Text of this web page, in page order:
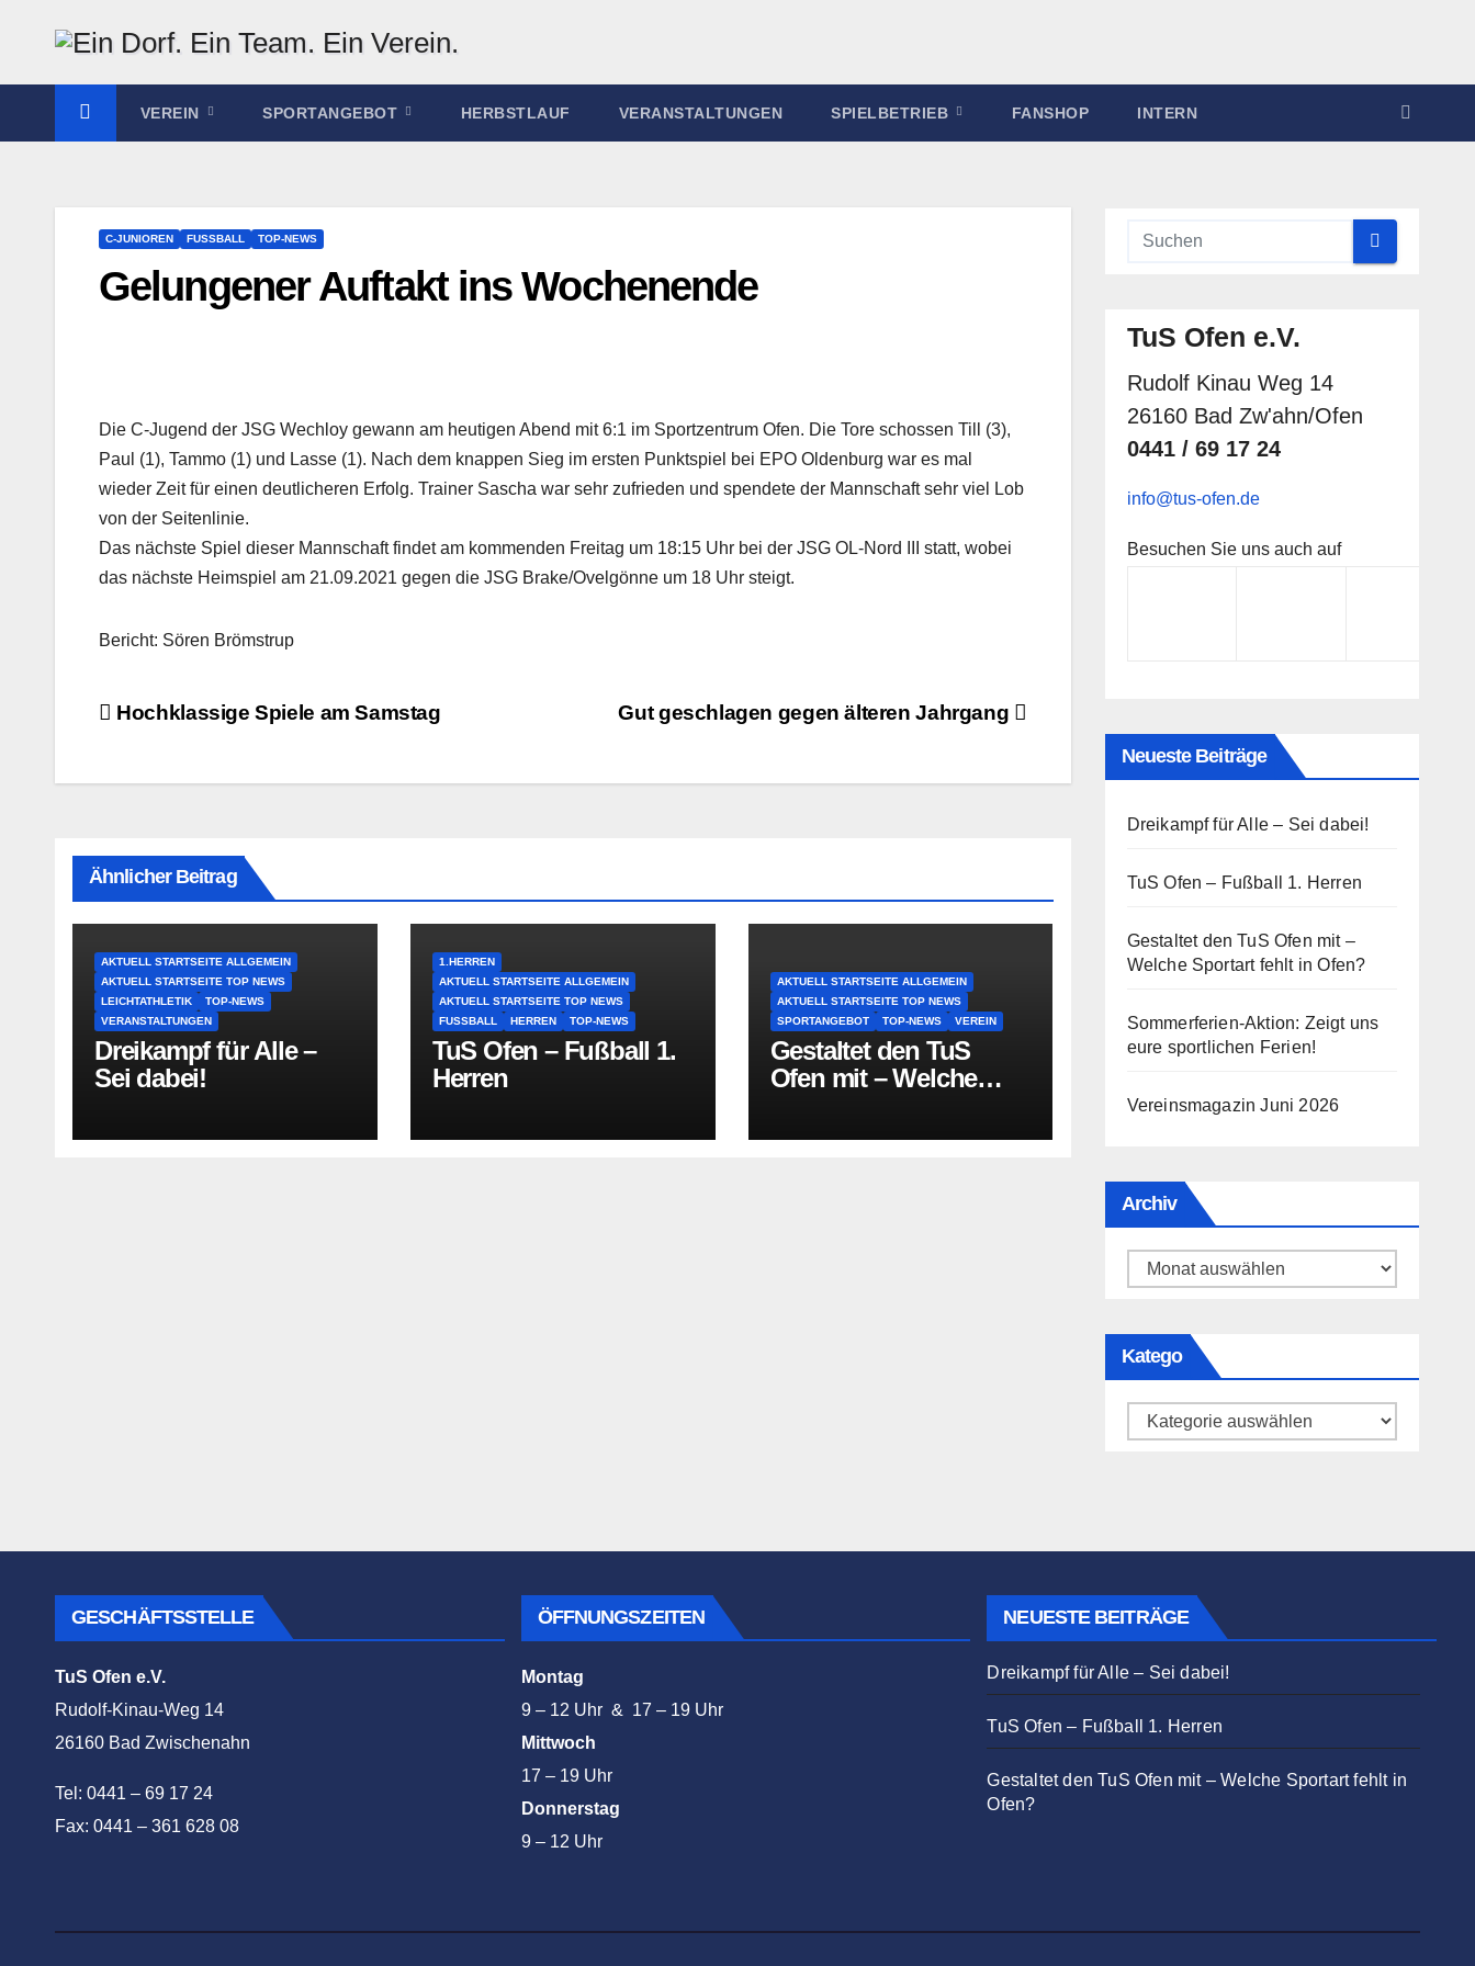
springen
VEREIN SPORTANGEBOT HERBSTLAUF VERANSTALTUNGEN SPIELBETRIEB FANSHOP INTERN
C-JUNIOREN FUSSBALL TOP-NEWS
Gelungener Auftakt ins Wochenende
Die C-Jugend der JSG Wechloy gewann am heutigen Abend mit 6:1 im Sportzentrum Ofen. Die Tore schossen Till (3),
Paul (1), Tammo (1) und Lasse (1). Nach dem knappen Sieg im ersten Punktspiel bei EPO Oldenburg war es mal
wieder Zeit für einen deutlicheren Erfolg. Trainer Sascha war sehr zufrieden und spendete der Mannschaft sehr viel Lob
von der Seitenlinie.
Das nächste Spiel dieser Mannschaft findet am kommenden Freitag um 18:15 Uhr bei der JSG OL-Nord III statt, wobei
das nächste Heimspiel am 21.09.2021 gegen die JSG Brake/Ovelgönne um 18 Uhr steigt.
Bericht: Sören Brömstrup
Beitragsnavigation Gut geschlagen gegen älteren Jahrgang
Hochklassige Spiele am Samstag
Ähnlicher Beitrag
AKTUELL STARTSEITE ALLGEMEIN
AKTUELL STARTSEITE TOP NEWS
LEICHTATHLETIK
TOP-NEWS
VERANSTALTUNGEN
Dreikampf für Alle –
Sei dabei!
1.HERREN
AKTUELL STARTSEITE ALLGEMEIN
AKTUELL STARTSEITE TOP NEWS
FUSSBALL
HERREN TOP-NEWS
TuS Ofen – Fußball 1.
Herren
AKTUELL STARTSEITE ALLGEMEIN
AKTUELL STARTSEITE TOP NEWS
SPORTANGEBOT
TOP-NEWS VEREIN
Gestaltet den TuS
Ofen mit – Welche
TuS Ofen e.V.
Rudolf Kinau Weg 14
26160 Bad Zw'ahn/Ofen
0441 / 69 17 24
info@tus-ofen.de
Besuchen Sie uns auch auf
Neueste Beiträge
Dreikampf für Alle – Sei dabei!
TuS Ofen – Fußball 1. Herren
Gestaltet den TuS Ofen mit –
Welche Sportart fehlt in Ofen?
Sommerferien-Aktion: Zeigt uns
eure sportlichen Ferien!
Vereinsmagazin Juni 2026
Archiv
Archiv
Katego
Katego
GESCHÄFTSSTELLE
TuS Ofen e.V.
Rudolf-Kinau-Weg 14
26160 Bad Zwischenahn
Tel: 0441 – 69 17 24
Fax: 0441 – 361 628 08
ÖFFNUNGSZEITEN
Montag
9 – 12 Uhr & 17 – 19 Uhr
Mittwoch
17 – 19 Uhr
Donnerstag
9 – 12 Uhr
NEUESTE BEITRÄGE
Dreikampf für Alle – Sei dabei!
TuS Ofen – Fußball 1. Herren
Gestaltet den TuS Ofen mit – Welche Sportart fehlt in
Ofen?